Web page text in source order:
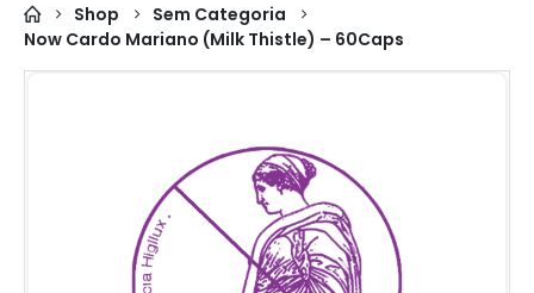
Shop
Sem Categoria
Now Cardo Mariano (Milk Thistle) – 60Caps